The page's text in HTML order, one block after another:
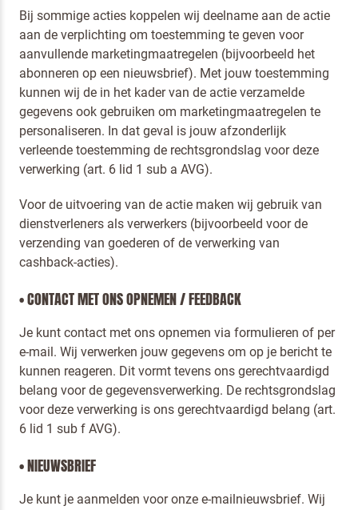
Bij sommige acties koppelen wij deelname aan de actie
aan de verplichting om toestemming te geven voor
aanvullende marketingmaatregelen (bijvoorbeeld het
abonneren op een nieuwsbrief). Met jouw toestemming
kunnen wij de in het kader van de actie verzamelde
gegevens ook gebruiken om marketingmaatregelen te
personaliseren. In dat geval is jouw afzonderlijk
verleende toestemming de rechtsgrondslag voor deze
verwerking (art. 6 lid 1 sub a AVG).
Voor de uitvoering van de actie maken wij gebruik van
dienstverleners als verwerkers (bijvoorbeeld voor de
verzending van goederen of de verwerking van
cashback-acties).
• CONTACT MET ONS OPNEMEN / FEEDBACK
Je kunt contact met ons opnemen via formulieren of per
e-mail. Wij verwerken jouw gegevens om op je bericht te
kunnen reageren. Dit vormt tevens ons gerechtvaardigd
belang voor de gegevensverwerking. De rechtsgrondslag
voor deze verwerking is ons gerechtvaardigd belang (art.
6 lid 1 sub f AVG).
• NIEUWSBRIEF
Je kunt je aanmelden voor onze e-mailnieuwsbrief. Wij